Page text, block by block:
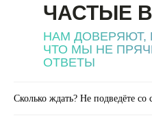
НАМ ДОВЕРЯЮТ,
ЧТО МЫ НЕ
ОТВЕТЫ
ЧАСТЫЕ
Сколько ждать? Не подведёте со